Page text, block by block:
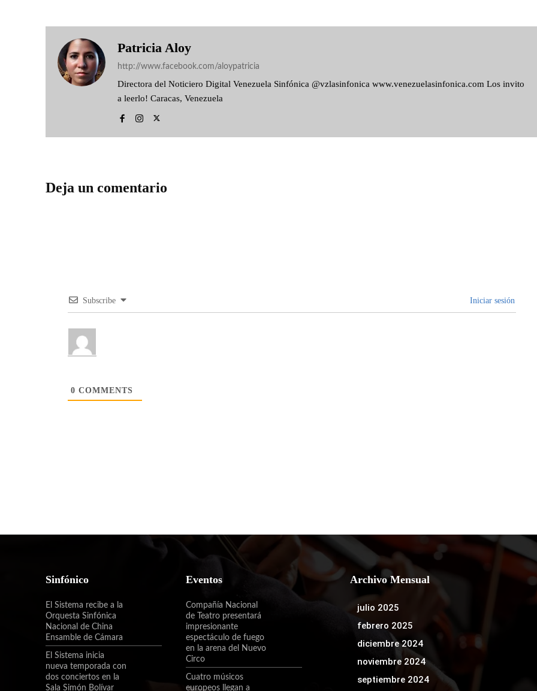
Patricia Aloy
http://www.facebook.com/aloypatricia
Directora del Noticiero Digital Venezuela Sinfónica @vzlasinfonica www.venezuelasinfonica.com Los invito
a leerlo! Caracas, Venezuela
Deja un comentario
Subscribe Iniciar sesión
0 COMMENTS
Sinfónico
El Sistema recibe a la
Orquesta Sinfónica
Nacional de China
Ensamble de Cámara
El Sistema inicia
nueva temporada con
dos conciertos en la
Sala Simón Bolívar
Eventos
Compañía Nacional
de Teatro presentará
impresionante
espectáculo de fuego
en la arena del Nuevo
Circo
Cuatro músicos
europeos llegan a
Archivo Mensual
julio 2025
febrero 2025
diciembre 2024
noviembre 2024
septiembre 2024